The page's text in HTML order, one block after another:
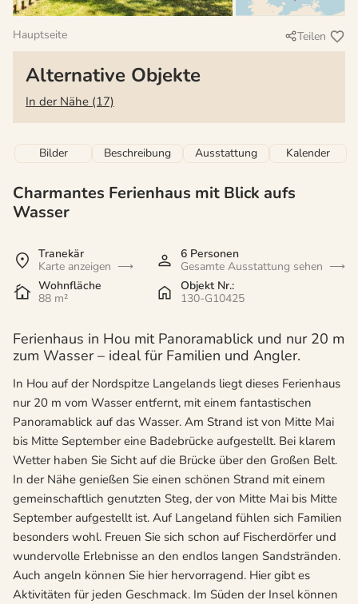
Hauptseite Teilen
Alternative Objekte
In der Nähe (17)
Bilder Beschreibung Ausstattung Kalender
Charmantes Ferienhaus mit Blick aufs
Wasser
Tranekär
Karte anzeigen
6 Personen
Gesamte Ausstattung sehen
Wohnfläche
88 m²
Objekt Nr.:
130-G10425
Ferienhaus in Hou mit Panoramablick und nur 20 m
zum Wasser – ideal für Familien und Angler.
In Hou auf der Nordspitze Langelands liegt dieses Ferienhaus
nur 20 m vom Wasser entfernt, mit einem fantastischen
Panoramablick auf das Wasser. Am Strand ist von Mitte Mai
bis Mitte September eine Badebrücke aufgestellt. Bei klarem
Wetter haben Sie Sicht auf die Brücke über den Großen Belt.
In der Nähe genießen Sie einen schönen Strand mit einem
gemeinschaftlich genutzten Steg, der von Mitte Mai bis Mitte
September aufgestellt ist. Auf Langeland fühlen sich Familien
besonders wohl. Freuen Sie sich schon auf Fischerdörfer und
wundervolle Erlebnisse an den endlos langen Sandstränden.
Auch angeln können Sie hier hervorragend. Hier gibt es
Aktivitäten für jeden Geschmack. Im Süden der Insel können